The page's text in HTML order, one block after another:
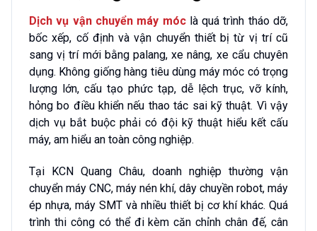
Dịch vụ vận chuyển máy móclà quá trình tháo dỡ,
bốc xếp, cố định và vận chuyển thiết bị từ vị trí cũ
sang vị trí mới bằng palang, xe nâng, xe cẩu chuyên
dụng. Không giống hàng tiêu dùng máy móc có trọng
lượng lớn, cấu tạo phức tạp, dễ lệch trục, vỡ kính,
hỏng bo điều khiển nếu thao tác sai kỹ thuật. Vì vậy
dịch vụ bắt buộc phải có đội kỹ thuật hiểu kết cấu
máy, am hiểu an toàn công nghiệp.
Tại KCN Quang Châu, doanh nghiệp thường vận
chuyển máy CNC, máy nén khí, dây chuyền robot, máy
ép nhựa, máy SMT và nhiều thiết bị cơ khí khác. Quá
trình thi công có thể đi kèm căn chỉnh chân đế, cân